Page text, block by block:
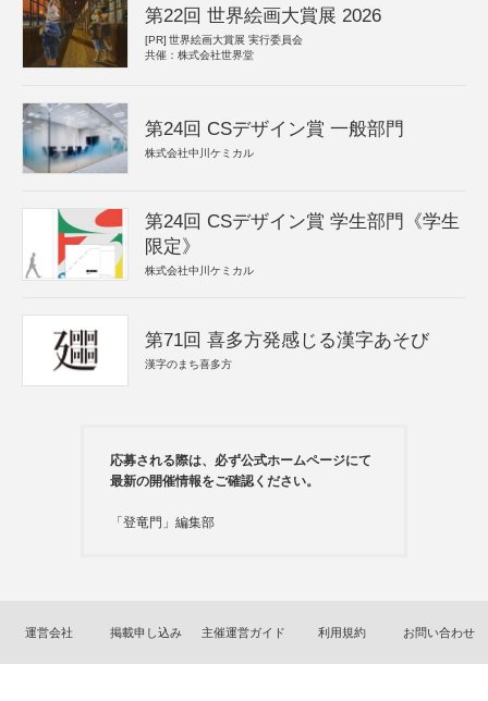
第22回 世界絵画大賞展 2026
[PR] 世界絵画大賞展 実行委員会
共催：株式会社世界堂
第24回 CSデザイン賞 一般部門
株式会社中川ケミカル
第24回 CSデザイン賞 学生部門《学生
限定》
株式会社中川ケミカル
第71回 喜多方発感じる漢字あそび
漢字のまち喜多方
応募される際は、必ず公式ホームページにて
最新の開催情報をご確認ください。
「登竜門」編集部
運営会社 掲載申し込み 主催運営ガイド 利用規約 お問い合わせ